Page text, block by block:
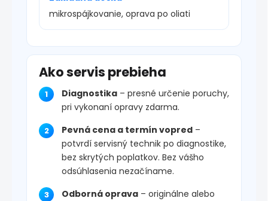
mikrospájkovanie, oprava po oliati
Ako servis prebieha
Diagnostika – presné určenie poruchy,
pri vykonaní opravy zdarma.
Pevná cena a termín vopred –
potvrdí servisný technik po diagnostike,
bez skrytých poplatkov. Bez vášho
odsúhlasenia nezačíname.
Odborná oprava – originálne alebo